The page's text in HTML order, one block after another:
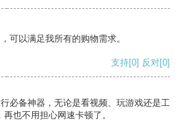
可以满足我所有的购物需求。
支持[0] 反对[0]
必备神器，无论是看视频、玩游戏还是工
也不用担心网速卡顿了。